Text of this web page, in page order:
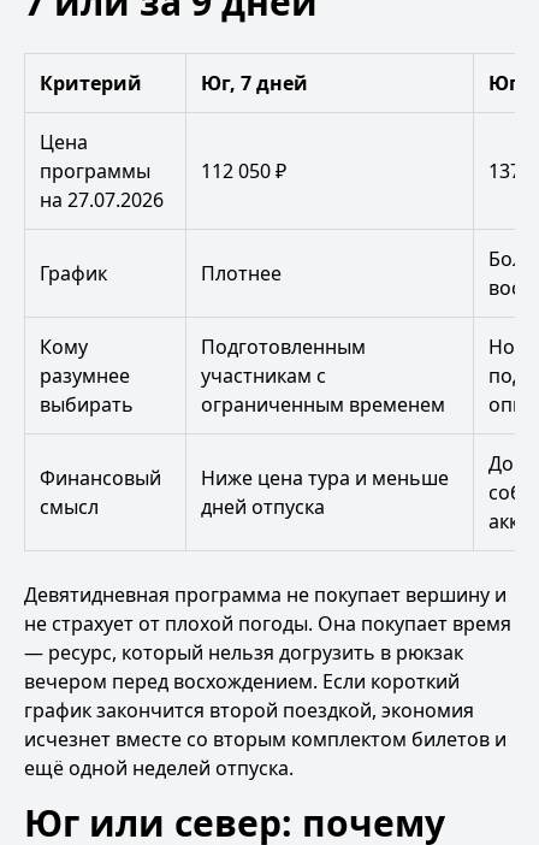
Критерий Юг, 7 дней Юг,
Цена
программы
на 27.07.2026
112 050 ₽ 137
График Плотнее
Кому
разумнее
выбирать
Подготовленным
участникам с
ограниченным временем
Финансовый
смысл
Ниже цена тура и меньше
дней отпуска
Девятидневная программа не покупает вершину и
не страхует от плохой погоды. Она покупает время
— ресурс, который нельзя догрузить в рюкзак
вечером перед восхождением. Если короткий
график закончится второй поездкой, экономия
исчезнет вместе со вторым комплектом билетов и
ещё одной неделей отпуска.
Юг или север: почему